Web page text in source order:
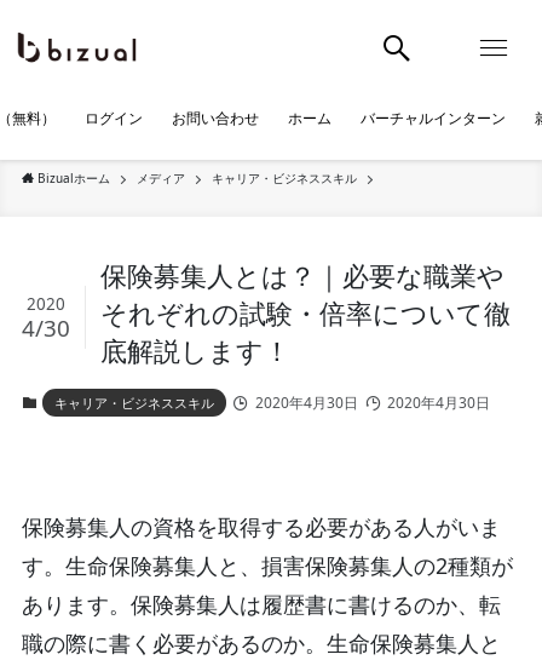
無料） ログイン お問い合わせ ホーム バーチャルインターン
Bizualホーム メディア キャリア・ビジネススキル
保険募集人とは？｜必要な職業や
それぞれの試験・倍率について徹
底解説します！
2020
4/30
キャリア・ビジネススキル 2020年4月30日 2020年4月30日
保険募集人の資格を取得する必要がある人がいま
す。生命保険募集人と、損害保険募集人の2種類が
あります。保険募集人は履歴書に書けるのか、転
職の際に書く必要があるのか。生命保険募集人と